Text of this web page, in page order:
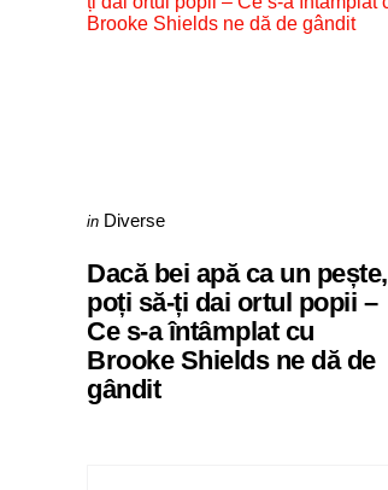
Categories
Posted
in Diverse
Dacă bei apă ca un pește,
poți să-ți dai ortul popii –
Ce s-a întâmplat cu
Brooke Shields ne dă de
gândit